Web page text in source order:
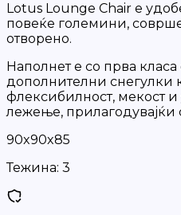
Lotus Lounge Chair е
повеќе големини,
отворено.
Наполнет е со прва
дополнителни снегулки
флексибилност, мекост
лежење, прилагодувајќи
90x90x85
Тежина: 3